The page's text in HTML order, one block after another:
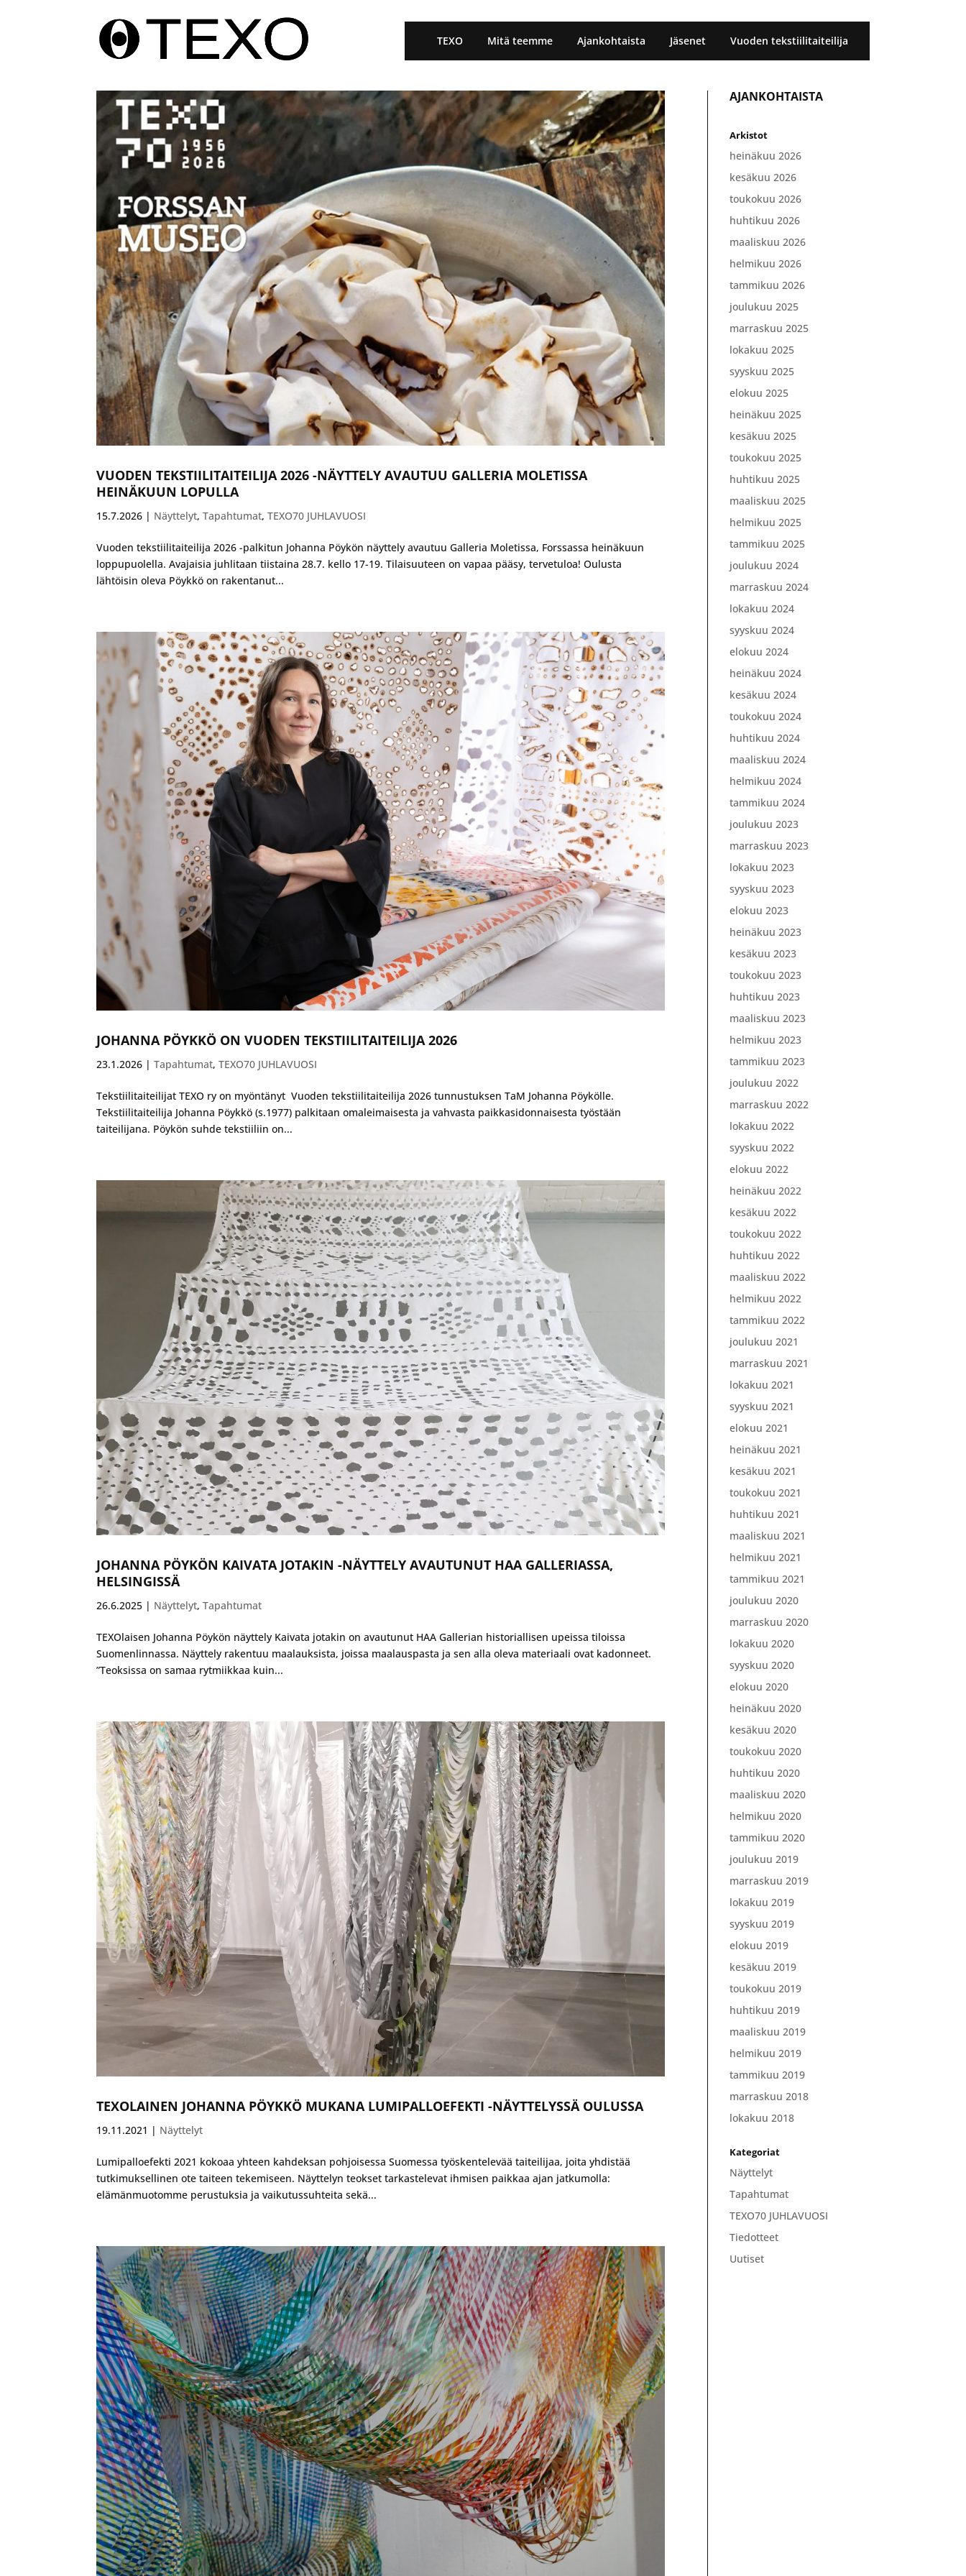
TEXO Mitä teemme Ajankohtaista Jäsenet Vuoden tekstiilitaiteilija
VUODEN TEKSTIILITAITEILIJA 2026 -NÄYTTELY AVAUTUU GALLERIA MOLETISSA
HEINÄKUUN LOPULLA
15.7.2026 | Näyttelyt,Tapahtumat,TEXO70 JUHLAVUOSI
Vuoden tekstiilitaiteilija 2026 -palkitun Johanna Pöykön näyttely avautuu Galleria Moletissa, Forssassa heinäkuun
loppupuolella. Avajaisia juhlitaan tiistaina 28.7. kello 17-19. Tilaisuuteen on vapaa pääsy, tervetuloa! Oulusta
lähtöisin oleva Pöykkö on rakentanut...
JOHANNA PÖYKKÖ ON VUODEN TEKSTIILITAITEILIJA 2026
23.1.2026 |Tapahtumat,TEXO70 JUHLAVUOSI
Tekstiilitaiteilijat TEXO ry on myöntänyt Vuoden tekstiilitaiteilija 2026 tunnustuksen TaM Johanna Pöykölle.
Tekstiilitaiteilija Johanna Pöykkö (s.1977) palkitaan omaleimaisesta ja vahvasta paikkasidonnaisesta työstään
taiteilijana. Pöykön suhde tekstiiliin on...
JOHANNA PÖYKÖN KAIVATA JOTAKIN -NÄYTTELY AVAUTUNUT HAA GALLERIASSA,
HELSINGISSÄ
26.6.2025 | Näyttelyt,Tapahtumat
TEXOlaisen Johanna Pöykön näyttely Kaivata jotakin on avautunut HAA Gallerian historiallisen upeissa tiloissa
Suomenlinnassa. Näyttely rakentuu maalauksista, joissa maalauspasta ja sen alla oleva materiaali ovat kadonneet.
”Teoksissa on samaa rytmiikkaa kuin...
TEXOLAINEN JOHANNA PÖYKKÖ MUKANA LUMIPALLOEFEKTI -NÄYTTELYSSÄ OULUSSA
19.11.2021 | Näyttelyt
Lumipalloefekti 2021 kokoaa yhteen kahdeksan pohjoisessa Suomessa työskentelevää taiteilijaa, joita yhdistää
tutkimuksellinen ote taiteen tekemiseen. Näyttelyn teokset tarkastelevat ihmisen paikkaa ajan jatkumolla:
elämänmuotomme perustuksia ja vaikutussuhteita sekä...
AJANKOHTAISTA
Arkistot
heinäkuu 2026
kesäkuu 2026
toukokuu 2026
huhtikuu 2026
maaliskuu 2026
helmikuu 2026
tammikuu 2026
joulukuu 2025
marraskuu 2025
lokakuu 2025
syyskuu 2025
elokuu 2025
heinäkuu 2025
kesäkuu 2025
toukokuu 2025
huhtikuu 2025
maaliskuu 2025
helmikuu 2025
tammikuu 2025
joulukuu 2024
marraskuu 2024
lokakuu 2024
syyskuu 2024
elokuu 2024
heinäkuu 2024
kesäkuu 2024
toukokuu 2024
huhtikuu 2024
maaliskuu 2024
helmikuu 2024
tammikuu 2024
joulukuu 2023
marraskuu 2023
lokakuu 2023
syyskuu 2023
elokuu 2023
heinäkuu 2023
kesäkuu 2023
toukokuu 2023
huhtikuu 2023
maaliskuu 2023
helmikuu 2023
tammikuu 2023
joulukuu 2022
marraskuu 2022
lokakuu 2022
syyskuu 2022
elokuu 2022
heinäkuu 2022
kesäkuu 2022
toukokuu 2022
huhtikuu 2022
maaliskuu 2022
helmikuu 2022
tammikuu 2022
joulukuu 2021
marraskuu 2021
lokakuu 2021
syyskuu 2021
elokuu 2021
heinäkuu 2021
kesäkuu 2021
toukokuu 2021
huhtikuu 2021
maaliskuu 2021
helmikuu 2021
tammikuu 2021
joulukuu 2020
marraskuu 2020
lokakuu 2020
syyskuu 2020
elokuu 2020
heinäkuu 2020
kesäkuu 2020
toukokuu 2020
huhtikuu 2020
maaliskuu 2020
helmikuu 2020
tammikuu 2020
joulukuu 2019
marraskuu 2019
lokakuu 2019
syyskuu 2019
elokuu 2019
kesäkuu 2019
toukokuu 2019
huhtikuu 2019
maaliskuu 2019
helmikuu 2019
tammikuu 2019
marraskuu 2018
lokakuu 2018
Kategoriat
Näyttelyt
Tapahtumat
TEXO70 JUHLAVUOSI
Tiedotteet
Uutiset